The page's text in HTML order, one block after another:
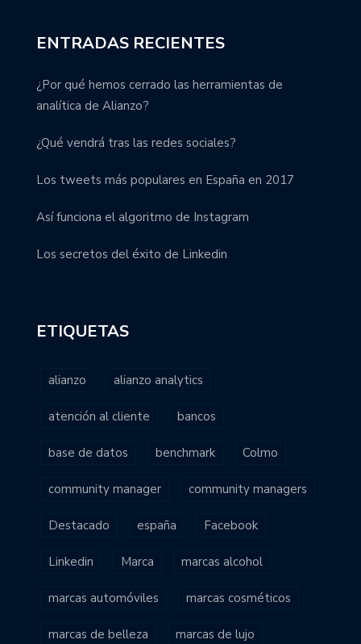
ENTRADAS RECIENTES
¿Por qué hemos cerrado las herramientas de
analítica de Alianzo?
¿Qué vendrá tras las redes sociales?
Los tweets más populares en España en 2017
Así funciona el algoritmo de Instagram
Los secretos del éxito de Linkedin
ETIQUETAS
alianzo alianzo analytics
atención al cliente bancos
base de datos benchmark Colmo
community manager community managers
Destacado españa Facebook
Linkedin Marca marcas alcohol
marcas automóviles marcas cosméticos
marcas de belleza marcas de lujo